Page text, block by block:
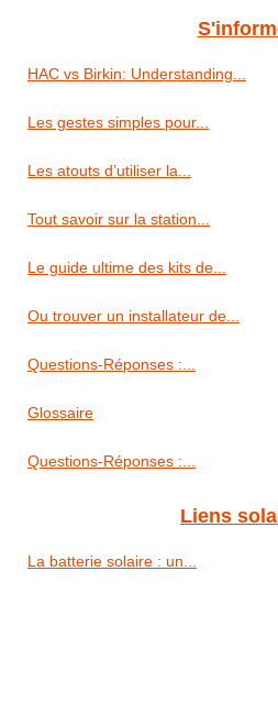
HAC vs Birkin: Understanding...
Les gestes simples pour...
Les atouts d’utiliser la...
Tout savoir sur la station...
Le guide ultime des kits de...
Ou trouver un installateur de...
Questions-Réponses :...
Glossaire
Questions-Réponses :...
Liens
La batterie solaire : un...